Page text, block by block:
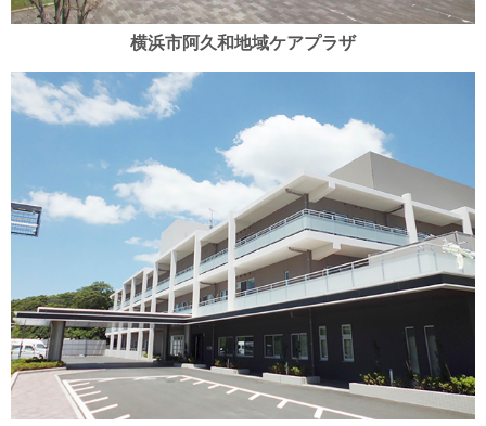
横浜市阿久和地域ケアプラザ